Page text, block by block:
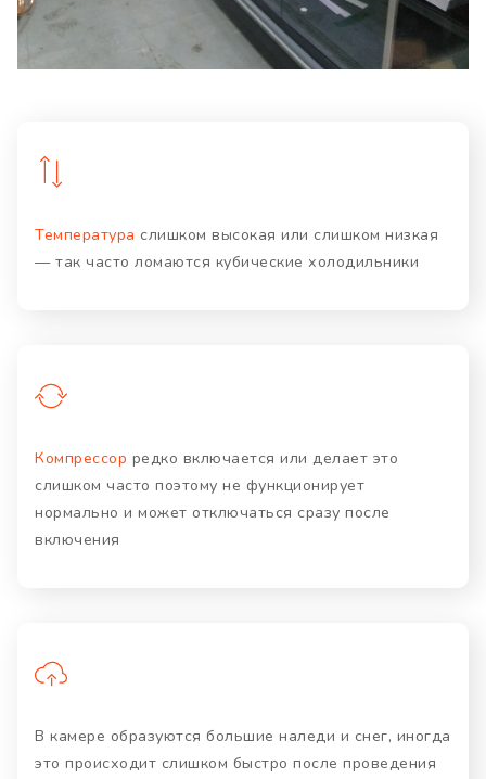
Температура слишком высокая или слишком низкая
— так часто ломаются кубические холодильники
Компрессор редко включается или делает это
слишком часто поэтому не функционирует
нормально и может отключаться сразу после
включения
В камере образуются большие наледи и снег, иногда
это происходит слишком быстро после проведения